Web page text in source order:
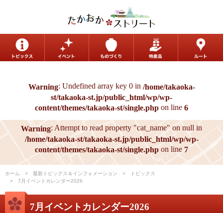
Warning: Undefined array key 0 in /home/takaoka-
st/takaoka-st.jp/public_html/wp/wp-
content/themes/takaoka-st/single.php on line 6
Warning: Attempt to read property "cat_name" on null in
/home/takaoka-st/takaoka-st.jp/public_html/wp/wp-
content/themes/takaoka-st/single.php on line 7
ホーム 最新トピックス＆インフォメーション
トピックス
7月イベントカレンダー2026
7月イベントカレンダー2026